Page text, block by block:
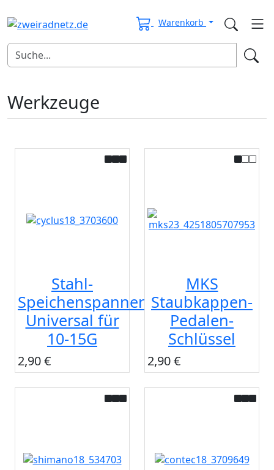
Warenkorb
Werkzeuge
Stahl-
Speichenspanner
Universal für
10-15G
2,90 €
MKS
Staubkappen-
Pedalen-
Schlüssel
2,90 €